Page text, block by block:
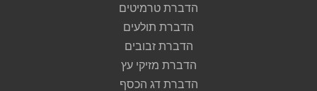
הדברת טרמיטים
הדברת תולעים
הדברת זבובים
הדברת מזיקי עץ
הדברת דג הכסף